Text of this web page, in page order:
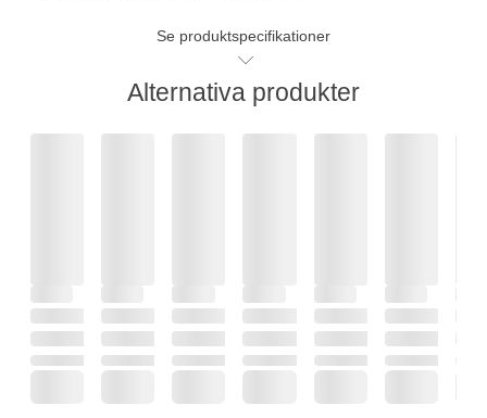
Se produktspecifikationer
Alternativa produkter